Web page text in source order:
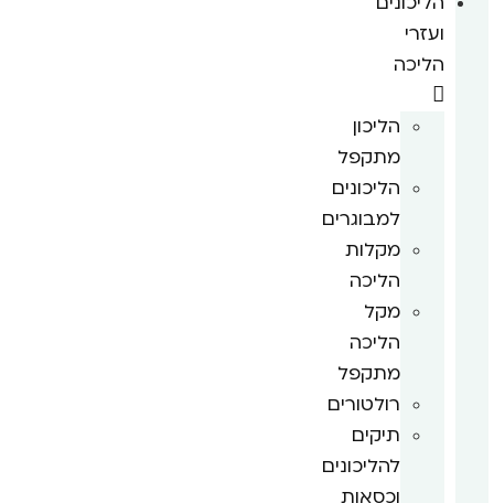
ועזרי
הליכה
הליכון
מתקפל
הליכונים
למבוגרים
מקלות
הליכה
מקל
הליכה
מתקפל
רולטורים
תיקים
להליכונים
וכסאות